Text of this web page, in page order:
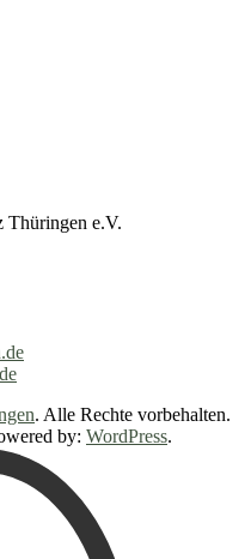
Thüringen e.V.
. Alle Rechte vorbehalten.
by: WordPress.